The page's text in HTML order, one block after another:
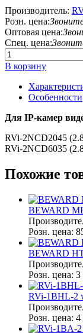
Производитель:
Розн. цена:
Оптовая цена:
Спец. цена:
В корзину
Особенности
Для IP-камер
RVi-2NCD2045
RVi-2NCD6035
Похожие
BEWARD
Розн. цена:
BEWARD
Розн. цена: 3
RVi-1BHL-2
Розн. цена: 4